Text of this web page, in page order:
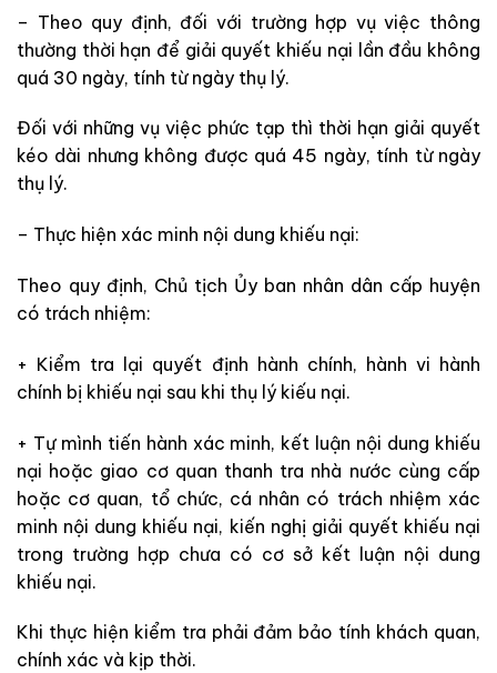
– Theo quy định, đối với trường hợp vụ việc thông
thường thời hạn để giải quyết khiếu nại lần đầu không
quá 30 ngày, tính từ ngày thụ lý.
Đối với những vụ việc phức tạp thì thời hạn giải quyết
kéo dài nhưng không được quá 45 ngày, tính từ ngày
thụ lý.
– Thực hiện xác minh nội dung khiếu nại:
Theo quy định, Chủ tịch Ủy ban nhân dân cấp huyện
có trách nhiệm:
+ Kiểm tra lại quyết định hành chính, hành vi hành
chính bị khiếu nại sau khi thụ lý kiếu nại.
+ Tự mình tiến hành xác minh, kết luận nội dung khiếu
nại hoặc giao cơ quan thanh tra nhà nước cùng cấp
hoặc cơ quan, tổ chức, cá nhân có trách nhiệm xác
minh nội dung khiếu nại, kiến nghị giải quyết khiếu nại
trong trường hợp chưa có cơ sở kết luận nội dung
khiếu nại.
Khi thực hiện kiểm tra phải đảm bảo tính khách quan,
chính xác và kịp thời.